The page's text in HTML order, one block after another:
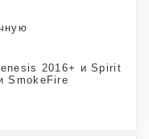
2016+ и Spirit
SmokeFire